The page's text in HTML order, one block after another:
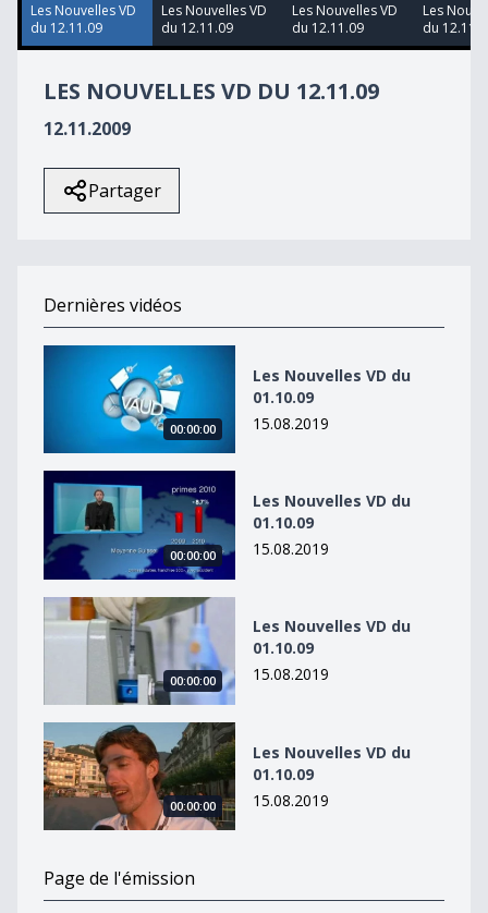
second
Les Nouvelles VD
du 12.11.09
Les Nouvelles VD
du 12.11.09
Les Nouvelles VD
du 12.11.09
Les
du
LES NOUVELLES VD DU 12.11.09
12.11.2009
Partager
Dernières vidéos
Les Nouvelles VD du 01.10.09
00:00:00
Les Nouvelles VD du
01.10.09
15.08.2019
Les Nouvelles VD du 01.10.09
00:00:00
Les Nouvelles VD du
01.10.09
15.08.2019
Les Nouvelles VD du 01.10.09
00:00:00
Les Nouvelles VD du
01.10.09
15.08.2019
Les Nouvelles VD du 01.10.09
00:00:00
Les Nouvelles VD du
01.10.09
15.08.2019
Page de l'émission